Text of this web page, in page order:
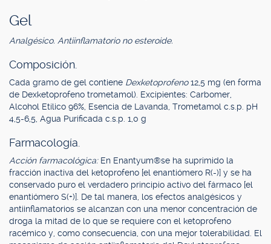
Gel
Analgésico. Antiinflamatorio no esteroide.
Composición.
Cada gramo de gel contiene Dexketoprofeno12,5 mg (en forma
de Dexketoprofeno trometamol). Excipientes: Carbomer,
Alcohol Etílico 96%, Esencia de Lavanda, Trometamol c.s.p. pH
4,5-6,5, Agua Purificada c.s.p. 1,0 g
Farmacología.
Acción farmacológica: En Enantyum®se ha suprimido la
fracción inactiva del ketoprofeno [el enantiómero R(-)] y se ha
conservado puro el verdadero principio activo del fármaco [el
enantiómero S(+)]. De tal manera, los efectos analgésicos y
antiinflamatorios se alcanzan con una menor concentración de
droga la mitad de lo que se requiere con el ketoprofeno
racémico y, como consecuencia, con una mejor tolerabilidad. El